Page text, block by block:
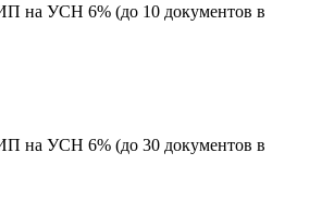
на УСН 6% (до 10 документов в
на УСН 6% (до 30 документов в